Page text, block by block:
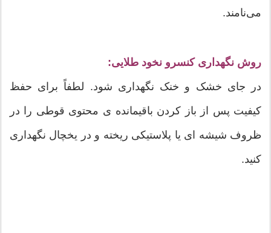
می‌نامند.
روش نگهداری كنسرو نخود طلايی:
در جای خشک و خنک نگهداری شود. لطفاً برای حفظ
کیفیت پس از باز کردن باقیمانده ی محتوی قوطی را در
ظروف شیشه ای یا پلاستیکی ریخته و در یخچال نگهداری
کنید.